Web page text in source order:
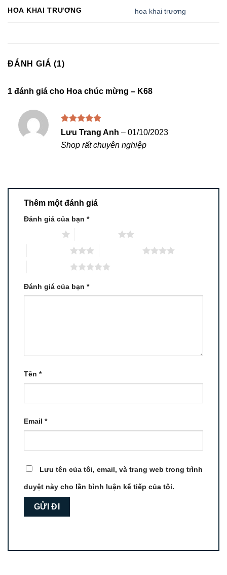
HOA KHAI TRƯƠNG hoa khai trương
ĐÁNH GIÁ (1)
1 đánh giá cho Hoa chúc mừng – K68
Được xếp
sao
Lưu Trang Anh – 01/10/2023
Shop rất chuyên nghiệp
Thêm một đánh giá
Đánh giá của bạn *
Đánh giá của bạn *
Tên *
Email *
Lưu tên của tôi, email, và trang web trong trình
duyệt này cho lần bình luận kế tiếp của tôi.